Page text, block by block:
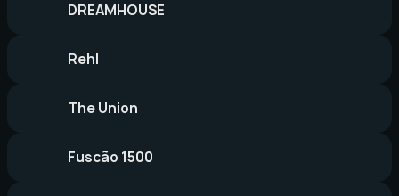
DREAMHOUSE
Rehl
The Union
Fuscão 1500